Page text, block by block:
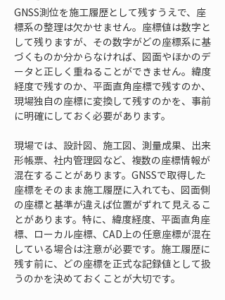
GNSS測位を施工履歴として残すうえで、座
標系の整理は欠かせません。座標値は数字と
して残りますが、その数字がどの座標系に基
づくものか分からなければ、図面やほかのデ
ータと正しく重ねることができません。緯度
経度で残すのか、平面直角座標で残すのか、
現場独自の座標に変換して残すのかを、事前
に明確にしておく必要があります。
現場では、設計図、施工図、測量成果、出来
形帳票、社内管理図など、複数の座標情報が
混在することがあります。GNSSで取得した
座標をそのまま施工履歴に入れても、図面側
の座標と基準が違えば位置がずれて見えるこ
とがあります。特に、緯度経度、平面直角座
標、ローカル座標、CAD上の任意座標が混在
している場合は注意が必要です。施工履歴に
残す前に、どの座標を正式な記録値として扱
うのかを決めておくことが大切です。